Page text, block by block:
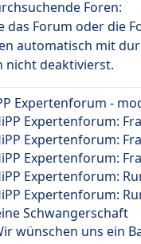
Foren:
das Forum oder die
automatisch mit
nicht deaktivierst.